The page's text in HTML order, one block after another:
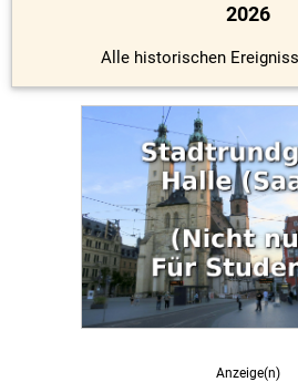
2026
Alle historischen
Anzeige(n)